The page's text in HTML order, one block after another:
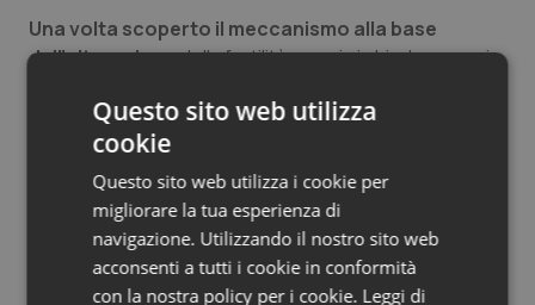
Tumore ovarico
Tumori del Polmone & Testa Collo
Tumori gastrointestinali
Ulcera & Reflusso
Vaccini
Una volta scoperto il meccanismo alla base
dell’alterazionedella fertilità, ora ci si chiede cosa si
sostanze nella popolazione, e soprattutto in quelle
persone più a rischio, che sono rappresentate dalle
donne in cerca di una gravidanza, o già incinte.
Endrius Salvalaggio
Questo sito web utilizza
cookie
Questo sito web utilizza i cookie per
migliorare la tua esperienza di
navigazione. Utilizzando il nostro sito web
acconsenti a tutti i cookie in conformità
con la nostra policy per i cookie. Leggi di